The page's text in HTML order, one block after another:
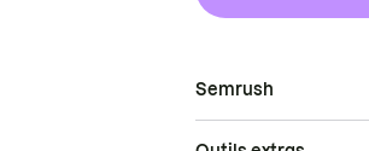
Semrush